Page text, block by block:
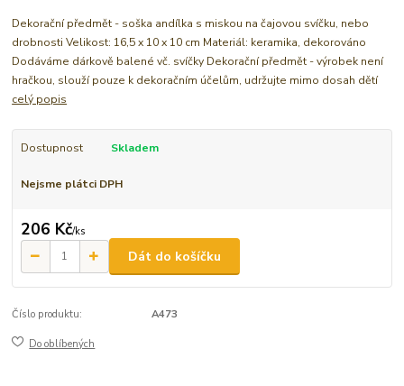
Dekorační předmět - soška andílka s miskou na čajovou svíčku, nebo
drobnosti Velikost: 16,5 x 10 x 10 cm Materiál: keramika, dekorováno
Dodáváme dárkově balené vč. svíčky Dekorační předmět - výrobek není
hračkou, slouží pouze k dekoračním účelům, udržujte mimo dosah dětí
celý popis
Dostupnost Skladem
Nejsme plátci DPH
206 Kč/ks
Dát do košíčku
Číslo produktu: A473
Do oblíbených